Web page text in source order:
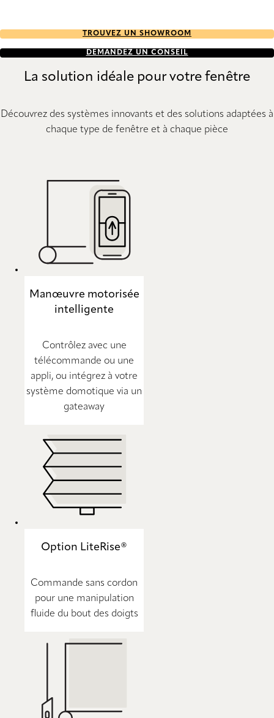
TROUVEZ UN SHOWROOM
DEMANDEZ UN CONSEIL
La solution idéale pour votre fenêtre
Découvrez des systèmes innovants et des solutions adaptées à
chaque type de fenêtre et à chaque pièce
Manœuvre motorisée
intelligente
Contrôlez avec une
télécommande ou une
appli, ou intégrez à votre
système domotique via un
gateaway
Option LiteRise®
Commande sans cordon
pour une manipulation
fluide du bout des doigts